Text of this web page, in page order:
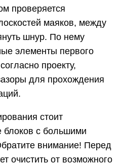
проверяется
маяков, между
шнур. По нему
элементы первого
проекту,
для прохождения
стоит
блоков с большими
внимание! Перед
очистить от возможного